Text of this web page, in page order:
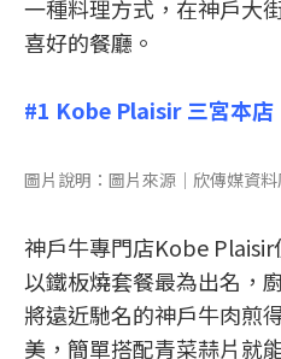
一種料理方式，在神戶大
喜好的餐廳。
#1 Kobe Plaisir 三宮本店
圖片說明：圖片來源│欣傳媒資料
神戶牛專門店Kobe Plaisir
以鐵板燒套餐最為出名，
將遠近馳名的神戶牛肉煎
美，簡單搭配青菜蒜片就